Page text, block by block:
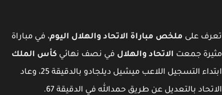
علىملخص مباراة الاتحاد والهلال اليوم، في مباراة
جمعتالاتحاد والهلالفي نصف نهائيكأس الملك
ابتداء التسجيل اللاعب ميشيل ديلجادو بالدقيقة 25، وعاد
بالتعديل عن طريق حمدالله في الدقيقة 67.